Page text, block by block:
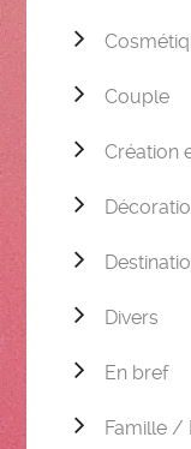
Couple
Création
Divers
En bref
Famille /